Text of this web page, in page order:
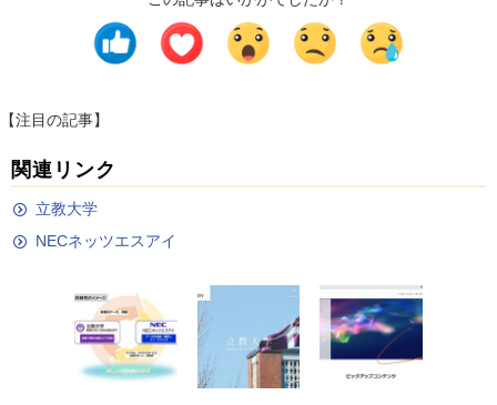
【注目の記事】
関連リンク
立教大学
NECネッツエスアイ